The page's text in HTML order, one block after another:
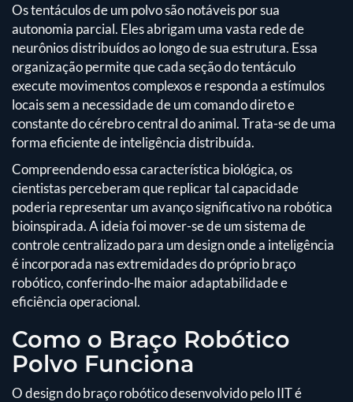
Os tentáculos de um polvo são notáveis por sua
autonomia parcial. Eles abrigam uma vasta rede de
neurônios distribuídos ao longo de sua estrutura. Essa
organização permite que cada seção do tentáculo
execute movimentos complexos e responda a estímulos
locais sem a necessidade de um comando direto e
constante do cérebro central do animal. Trata-se de uma
forma eficiente de inteligência distribuída.
Compreendendo essa característica biológica, os
cientistas perceberam que replicar tal capacidade
poderia representar um avanço significativo na robótica
bioinspirada. A ideia foi mover-se de um sistema de
controle centralizado para um design onde a inteligência
é incorporada nas extremidades do próprio braço
robótico, conferindo-lhe maior adaptabilidade e
eficiência operacional.
Como o Braço Robótico
Polvo Funciona
O design do braço robótico desenvolvido pelo IIT é